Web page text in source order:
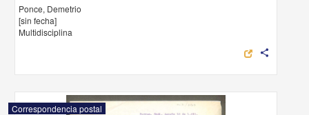
Ponce, Demetrio
[sin fecha]
Multidisciplina
share
Correspondencia postal